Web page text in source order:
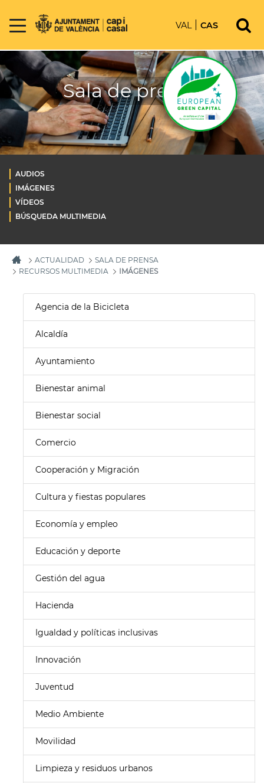
VAL CAS
Sala de prensa
AUDIOS
IMÁGENES
VÍDEOS
BÚSQUEDA MULTIMEDIA
ACTUALIDAD
SALA DE PRENSA
RECURSOS MULTIMEDIA
IMÁGENES
Agencia de la Bicicleta
Alcaldía
Ayuntamiento
Bienestar animal
Bienestar social
Comercio
Cooperación y Migración
Cultura y fiestas populares
Economía y empleo
Educación y deporte
Gestión del agua
Hacienda
Igualdad y políticas inclusivas
Innovación
Juventud
Medio Ambiente
Movilidad
Limpieza y residuos urbanos